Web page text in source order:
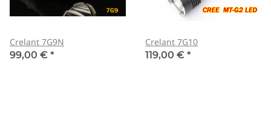
Crelant 7G9N
99,00 € *
Crelant 7G10
119,00 € *